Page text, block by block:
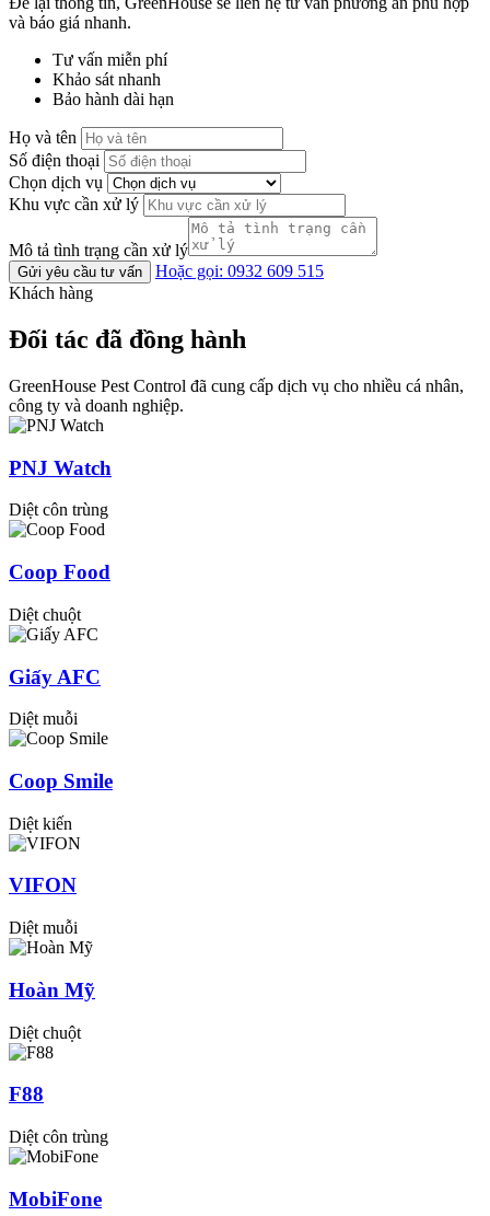
và báo giá nhanh.
Tư vấn miễn phí
Khảo sát nhanh
Bảo hành dài hạn
Họ và tên
Số điện thoại
Chọn dịch vụ
Khu vực cần xử lý
Mô tả tình trạng cần xử lý
Gửi yêu cầu tư vấn
Hoặc gọi: 0932 609 515
Khách hàng
Đối tác đã đồng hành
GreenHouse Pest Control đã cung cấp dịch vụ cho nhiều cá nhân,
công ty và doanh nghiệp.
PNJ Watch
Diệt côn trùng
Coop Food
Diệt chuột
Giấy AFC
Diệt muỗi
Coop Smile
Diệt kiến
VIFON
Diệt muỗi
Hoàn Mỹ
Diệt chuột
F88
Diệt côn trùng
MobiFone